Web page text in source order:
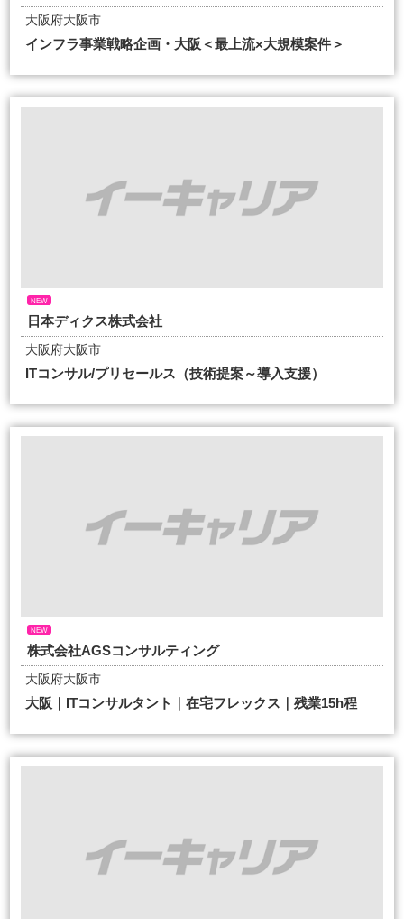
大阪府大阪市
インフラ事業戦略企画・大阪＜最上流×大規模案件＞
NEW
日本ディクス株式会社
大阪府大阪市
ITコンサル/プリセールス（技術提案～導入支援）
NEW
株式会社AGSコンサルティング
大阪府大阪市
大阪｜ITコンサルタント｜在宅フレックス｜残業15h程